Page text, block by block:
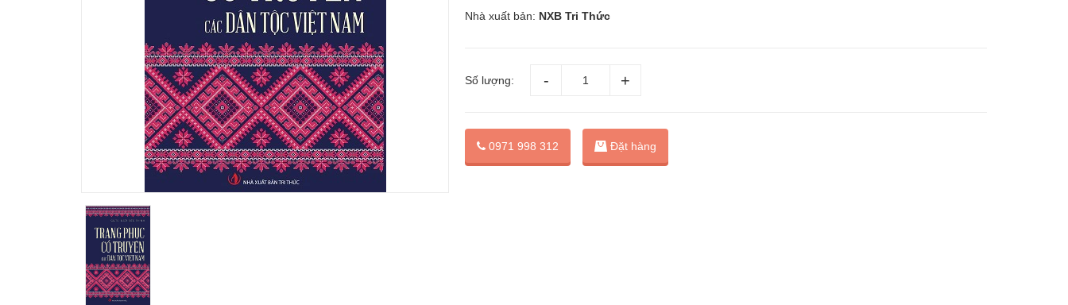
Nhà xuất bản: NXB Tri Thức
Số lượng:
0971 998 312 Đặt hàng